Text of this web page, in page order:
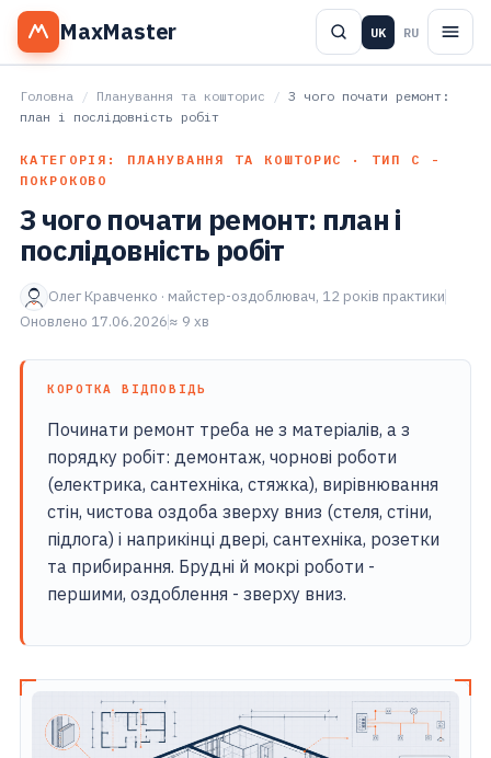
MaxMaster UK RU
Головна / Планування та кошторис / З чого почати ремонт:
план і послідовність робіт
КАТЕГОРІЯ: ПЛАНУВАННЯ ТА КОШТОРИС · ТИП С -
ПОКРОКОВО
З чого почати ремонт: план і
послідовність робіт
Олег Кравченко · майстер-оздоблювач, 12 років практики
Оновлено 17.06.2026≈ 9 хв
КОРОТКА ВІДПОВІДЬ
Починати ремонт треба не з матеріалів, а з
порядку робіт: демонтаж, чорнові роботи
(електрика, сантехніка, стяжка), вирівнювання
стін, чистова оздоба зверху вниз (стеля, стіни,
підлога) і наприкінці двері, сантехніка, розетки
та прибирання. Брудні й мокрі роботи -
першими, оздоблення - зверху вниз.